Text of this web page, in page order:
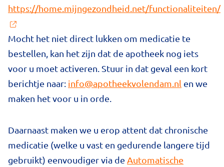
https://home.mijngezondheid.net/functionaliteiten/
Mocht het niet direct lukken om medicatie te
bestellen, kan het zijn dat de apotheek nog iets
voor u moet activeren. Stuur in dat geval een kort
berichtje naar: info@apotheekvolendam.nl en we
maken het voor u in orde.
Daarnaast maken we u erop attent dat chronische
medicatie (welke u vast en gedurende langere tijd
gebruikt) eenvoudiger via de Automatische